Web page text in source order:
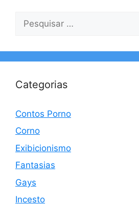
por:
Categorias
Contos Porno
Corno
Exibicionismo
Fantasias
Gays
Incesto